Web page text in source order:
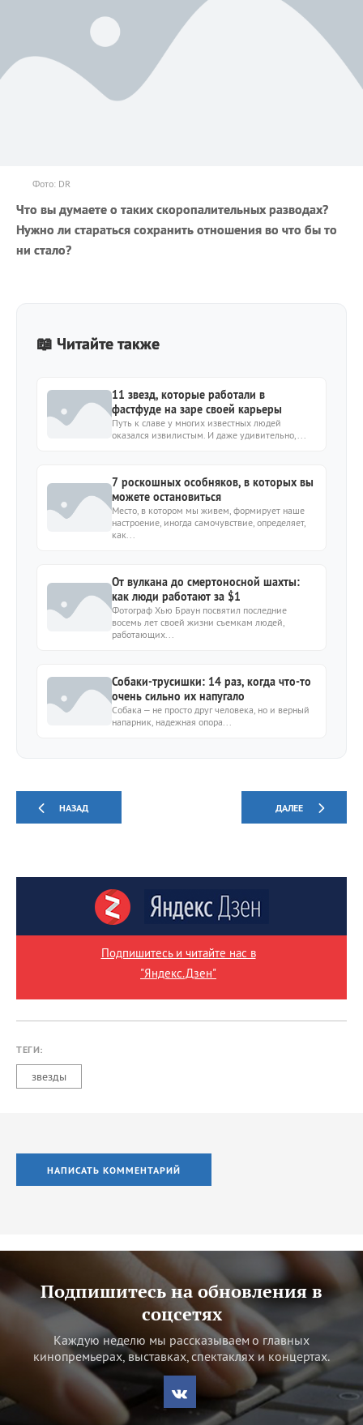
Фото: DR
Что вы думаете о таких скоропалительных разводах?
Нужно ли стараться сохранить отношения во что бы то
ни стало?
📖 Читайте также
11 звезд, которые работали в
фастфуде на заре своей карьеры
Путь к славе у многих известных людей
оказался извилистым. И даже удивительно,...
7 роскошных особняков, в которых вы
можете остановиться
Место, в котором мы живем, формирует наше
настроение, иногда самочувствие, определяет,
как...
От вулкана до смертоносной шахты:
как люди работают за $1
Фотограф Хью Браун посвятил последние
восемь лет своей жизни съемкам людей,
работающих...
Собаки-трусишки: 14 раз, когда что-то
очень сильно их напугало
Собака – не просто друг человека, но и верный
напарник, надежная опора...
НАЗАД ДАЛЕЕ
Подпишитесь и читайте нас в
"Яндекс.Дзен"
ТЕГИ:
звезды
НАПИСАТЬ КОММЕНТАРИЙ
Подпишитесь на обновления в
соцсетях
Каждую неделю мы рассказываем о главных
кинопремьерах, выставках, спектаклях и концертах.